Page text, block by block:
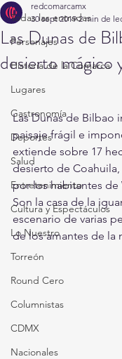
Todas las entradas
Personajes
Historia de la Comarca
Lugares
Gastronomía
Deportes
Salud
Entretenimiento
Cultura y Espectáculos
Lo Nuestro
Torreón
Round Cero
Columnistas
CDMX
Nacionales
Las Dunas de
desierto mágico
redcomarcamx
30 sept 2019 2 min de
Las Dunas de Bilbao
paisaje frágil e
extiende sobre 17
desierto de
por los habitantes de
Son la casa de la
escenario de varias
de los amantes de la